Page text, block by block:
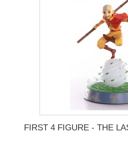
FIRST 4 FIGURE - THE